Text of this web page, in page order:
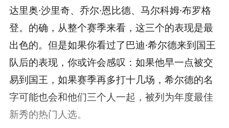
达里奥·沙里奇、乔尔·恩比德、马尔科姆·布罗格
登。的确，从整个赛季来看，这三个的表现是最
出色的。但是如果你看过了巴迪·希尔德来到国王
队后的表现，你或许会感叹：如果他早一点被交
易到国王，如果赛季再多打十几场，希尔德的名
字可能也会和他们三个人一起，被列为年度最佳
新秀的热门人选。